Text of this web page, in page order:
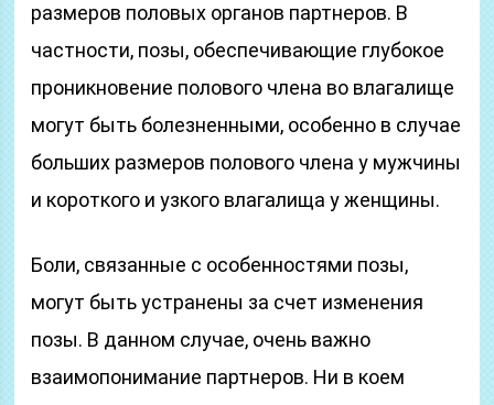
размеров половых органов партнеров. В
частности, позы, обеспечивающие глубокое
проникновение полового члена во влагалище
могут быть болезненными, особенно в случае
больших размеров полового члена у мужчины
и короткого и узкого влагалища у женщины.
Боли, связанные с особенностями позы,
могут быть устранены за счет изменения
позы. В данном случае, очень важно
взаимопонимание партнеров. Ни в коем